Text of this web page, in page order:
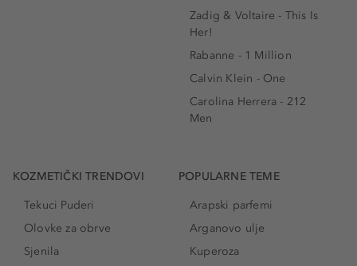
Zadig & Voltaire - This Is
Her!
Rabanne - 1 Million
Calvin Klein - One
Carolina Herrera - 212
Men
KOZMETIČKI TRENDOVI
Tekuci Puderi
Olovke za obrve
Sjenila
POPULARNE TEME
Arapski parfemi
Arganovo ulje
Kuperoza